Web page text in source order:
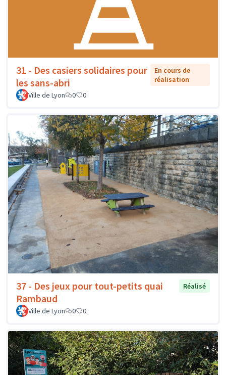
31 - Des casiers solidaires pour
les sans-abri
En cours de
réalisation
Ville de Lyon
0 0
37 - Des jeux pour tout-petits quai
Rambaud
Réalisé
Ville de Lyon 0 0